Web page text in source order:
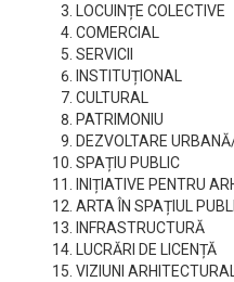
LOCUINȚE COLECTIVE
COMERCIAL
SERVICII
INSTITUȚIONAL
CULTURAL
PATRIMONIU
DEZVOLTARE
SPAȚIU PUBLIC
INIȚIATIVE PENTRU
ARTA ÎN SPAȚIUL
INFRASTRUCTURĂ
LUCRĂRI DE LICENȚĂ
VIZIUNI